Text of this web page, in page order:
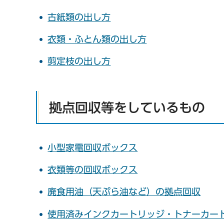
古紙類の出し方
衣類・ふとん類の出し方
剪定枝の出し方
拠点回収等をしているもの
小型家電回収ボックス
衣類等の回収ボックス
廃食用油（天ぷら油など）の拠点回収
使用済みインクカートリッジ・トナーカー